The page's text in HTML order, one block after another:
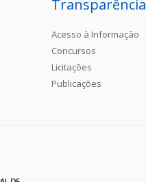
Transparência
Acesso à Informação
Concursos
Licitações
Publicações